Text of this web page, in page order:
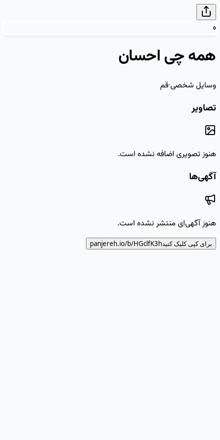
ه
همه چی احسان
وسایل شخصی·قم
تصاویر
هنوز تصویری اضافه نشده است.
آگهی‌ها
هنوز آگهی‌ای منتشر نشده است.
panjereh.io/b/HGclfK3hبرای کپی کلیک کنید